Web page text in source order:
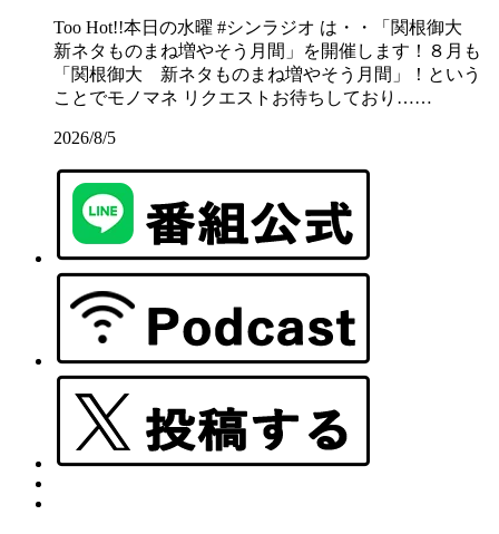
Too Hot!!本日の水曜 #シンラジオ は・・「関根御大
新ネタものまね増やそう月間」を開催します！８月も
「関根御大 新ネタものまね増やそう月間」！という
ことでモノマネ リクエストお待ちしており……
2026/8/5